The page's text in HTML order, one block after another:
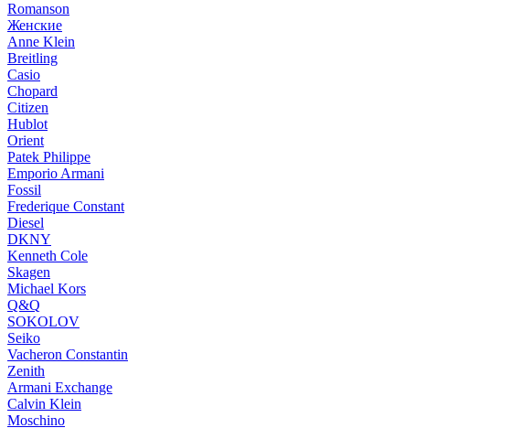
Romanson
Женские
Anne Klein
Breitling
Casio
Chopard
Citizen
Hublot
Orient
Patek Philippe
Emporio Armani
Fossil
Frederique Constant
Diesel
DKNY
Kenneth Cole
Skagen
Michael Kors
Q&Q
SOKOLOV
Seiko
Vacheron Constantin
Zenith
Armani Exchange
Calvin Klein
Moschino